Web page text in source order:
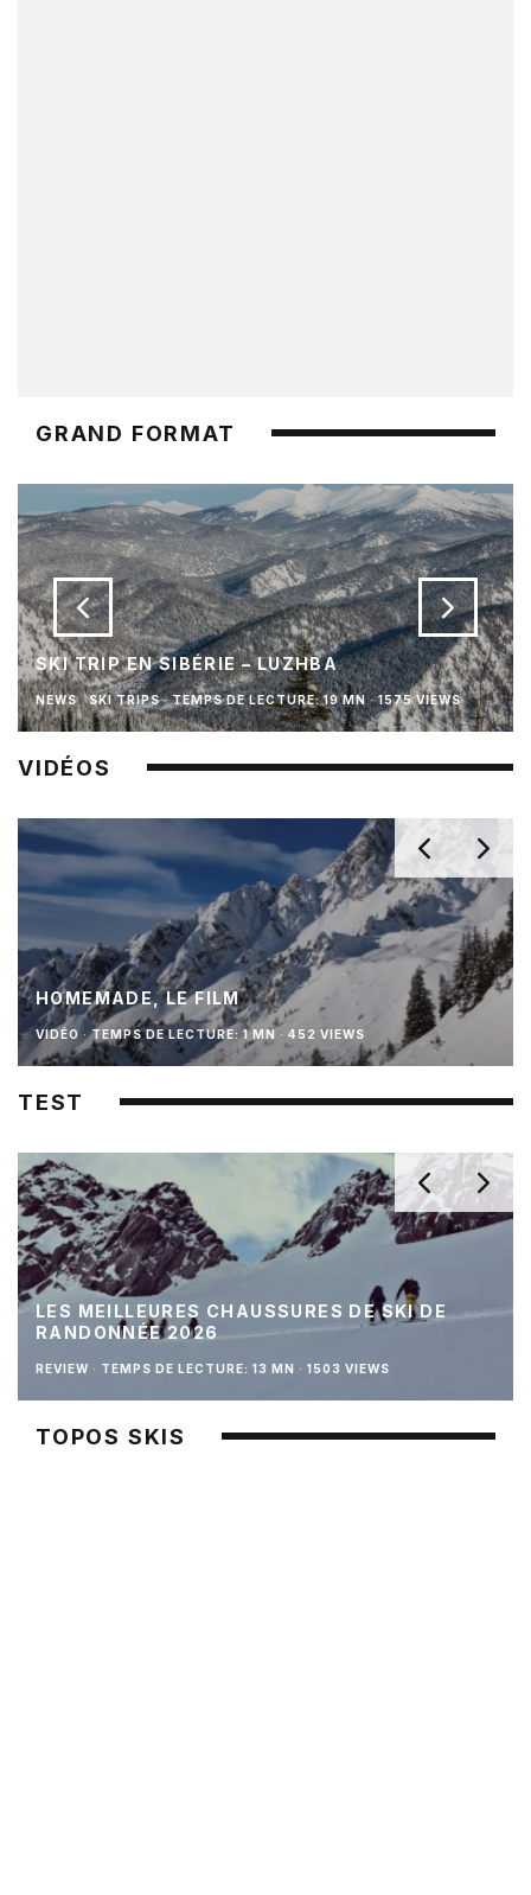
GRAND FORMAT
SKI TRIP EN SIBÉRIE – LUZHBA
NEWS SKI TRIPS · TEMPS DE LECTURE: 19 MN · 1575 VIEWS
VIDÉOS
HOMEMADE, LE FILM
VIDÉO · TEMPS DE LECTURE: 1 MN · 452 VIEWS
TEST
LES MEILLEURES CHAUSSURES DE SKI DE
RANDONNÉE 2026
REVIEW · TEMPS DE LECTURE: 13 MN · 1503 VIEWS
TOPOS SKIS